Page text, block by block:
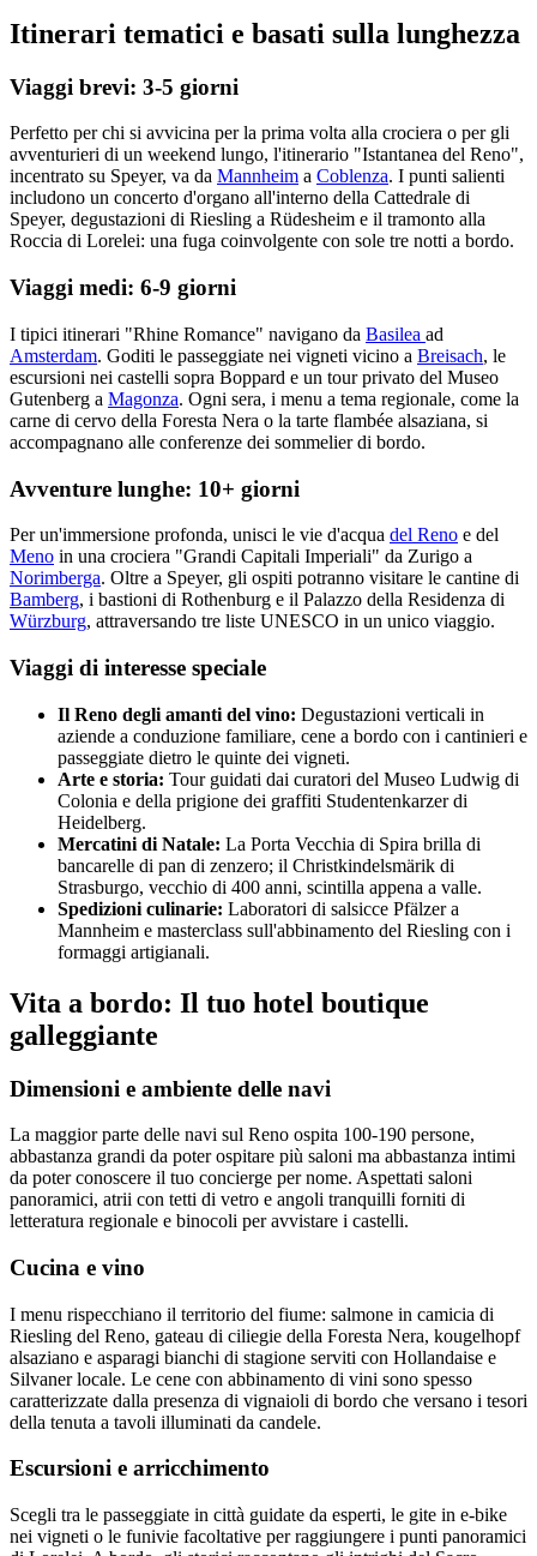
Itinerari tematici e basati sulla lunghezza
Viaggi brevi: 3-5 giorni
Perfetto per chi si avvicina per la prima volta alla crociera o per gli
avventurieri di un weekend lungo, l'itinerario "Istantanea del Reno",
incentrato su Speyer, va da Mannheim a Coblenza. I punti salienti
includono un concerto d'organo all'interno della Cattedrale di
Speyer, degustazioni di Riesling a Rüdesheim e il tramonto alla
Roccia di Lorelei: una fuga coinvolgente con sole tre notti a bordo.
Viaggi medi: 6-9 giorni
I tipici itinerari "Rhine Romance" navigano da Basilea ad
Amsterdam. Goditi le passeggiate nei vigneti vicino a Breisach, le
escursioni nei castelli sopra Boppard e un tour privato del Museo
Gutenberg a Magonza. Ogni sera, i menu a tema regionale, come la
carne di cervo della Foresta Nera o la tarte flambée alsaziana, si
accompagnano alle conferenze dei sommelier di bordo.
Avventure lunghe: 10+ giorni
Per un'immersione profonda, unisci le vie d'acqua del Reno e del
Meno in una crociera "Grandi Capitali Imperiali" da Zurigo a
Norimberga. Oltre a Speyer, gli ospiti potranno visitare le cantine di
Bamberg, i bastioni di Rothenburg e il Palazzo della Residenza di
Würzburg, attraversando tre liste UNESCO in un unico viaggio.
Viaggi di interesse speciale
Il Reno degli amanti del vino: Degustazioni verticali in
aziende a conduzione familiare, cene a bordo con i cantinieri e
passeggiate dietro le quinte dei vigneti.
Arte e storia: Tour guidati dai curatori del Museo Ludwig di
Colonia e della prigione dei graffiti Studentenkarzer di
Heidelberg.
Mercatini di Natale: La Porta Vecchia di Spira brilla di
bancarelle di pan di zenzero; il Christkindelsmärik di
Strasburgo, vecchio di 400 anni, scintilla appena a valle.
Spedizioni culinarie: Laboratori di salsicce Pfälzer a
Mannheim e masterclass sull'abbinamento del Riesling con i
formaggi artigianali.
Vita a bordo: Il tuo hotel boutique
galleggiante
Dimensioni e ambiente delle navi
La maggior parte delle navi sul Reno ospita 100-190 persone,
abbastanza grandi da poter ospitare più saloni ma abbastanza intimi
da poter conoscere il tuo concierge per nome. Aspettati saloni
panoramici, atrii con tetti di vetro e angoli tranquilli forniti di
letteratura regionale e binocoli per avvistare i castelli.
Cucina e vino
I menu rispecchiano il territorio del fiume: salmone in camicia di
Riesling del Reno, gateau di ciliegie della Foresta Nera, kougelhopf
alsaziano e asparagi bianchi di stagione serviti con Hollandaise e
Silvaner locale. Le cene con abbinamento di vini sono spesso
caratterizzate dalla presenza di vignaioli di bordo che versano i tesori
della tenuta a tavoli illuminati da candele.
Escursioni e arricchimento
Scegli tra le passeggiate in città guidate da esperti, le gite in e-bike
nei vigneti o le funivie facoltative per raggiungere i punti panoramici